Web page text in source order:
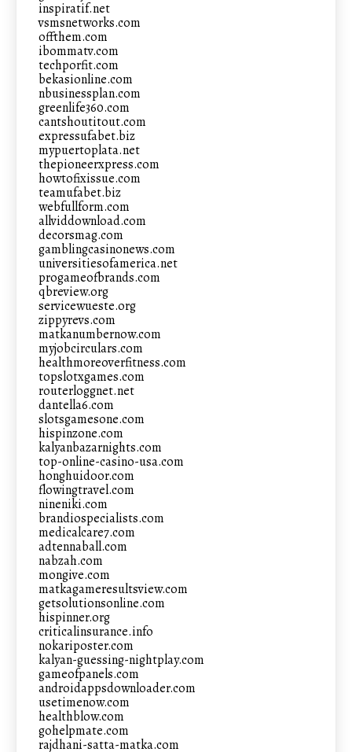
inspiratif.net
vsmsnetworks.com
offthem.com
ibommatv.com
techporfit.com
bekasionline.com
nbusinessplan.com
greenlife360.com
cantshoutitout.com
expressufabet.biz
mypuertoplata.net
thepioneerxpress.com
howtofixissue.com
teamufabet.biz
webfullform.com
allviddownload.com
decorsmag.com
gamblingcasinonews.com
universitiesofamerica.net
progameofbrands.com
qbreview.org
servicewueste.org
zippyrevs.com
matkanumbernow.com
myjobcirculars.com
healthmoreoverfitness.com
topslotxgames.com
routerloggnet.net
dantella6.com
slotsgamesone.com
hispinzone.com
kalyanbazarnights.com
top-online-casino-usa.com
honghuidoor.com
flowingtravel.com
nineniki.com
brandiospecialists.com
medicalcare7.com
adtennaball.com
nabzah.com
mongive.com
matkagameresultsview.com
getsolutionsonline.com
hispinner.org
criticalinsurance.info
nokariposter.com
kalyan-guessing-nightplay.com
gameofpanels.com
androidappsdownloader.com
usetimenow.com
healthblow.com
gohelpmate.com
rajdhani-satta-matka.com